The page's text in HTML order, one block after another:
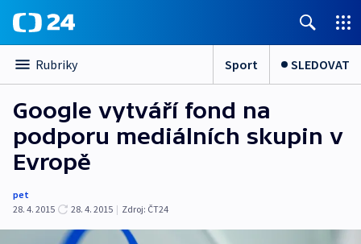
Rubriky Sport SLEDOVAT
Google vytváří fond na
podporu mediálních skupin v
Evropě
pet
28. 4. 2015
28. 4. 2015 | Zdroj: ČT24